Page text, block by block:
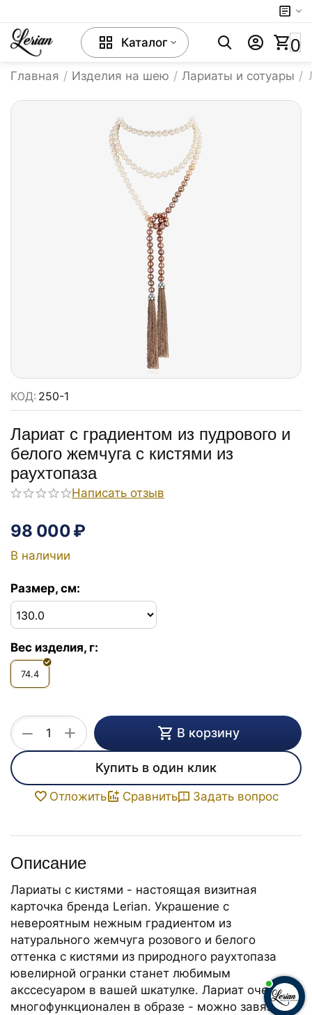
Каталог 0
Главная / Изделия на шею / Лариаты и сотуары /
КОД: 250-1
Лариат с градиентом из пудрового и
белого жемчуга с кистями из
раухтопаза
Написать отзыв
98 000₽
В наличии
Размер, см:
Вес изделия, г:
74.4
+
− В корзину
Купить в один клик
Отложить Сравнить Задать вопрос
Описание
Лариаты с кистями - настоящая визитная
карточка бренда Lerian. Украшение с
невероятным нежным градиентом из
натурального жемчуга розового и белого
оттенка с кистями из природного раухтопаза
ювелирной огранки станет любимым
акссесуаром в вашей шкатулке. Лариат очень
многофункционален в образе - можно завязать